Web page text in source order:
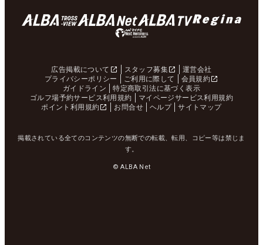
広告掲載について スタッフ募集
運営会社
プライバシーポリシー
ご利用に際して
会員規約
ガイドライン
特定商取引法に基づく表示
ゴルフ場予約サービス利用規約
マイページサービス利用規約
ポイント利用規約
お問合せ ヘルプ サイトマップ
掲載されている全てのコンテンツの無断での転載、転用、コピー等は禁じま
す。
© ALBA Net